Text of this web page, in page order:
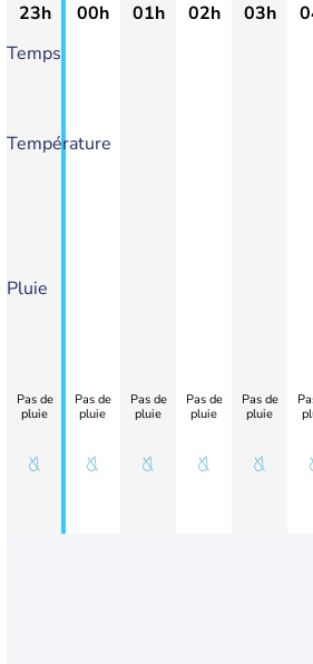
23h 00h 01h 02h 03h
Temps
Température
Pluie
Pas de
pluie
Pas de
pluie
Pas de
pluie
Pas de
pluie
Pas de
pluie